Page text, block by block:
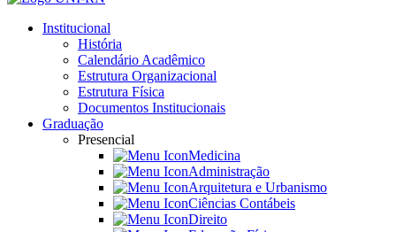
Institucional
História
Calendário Acadêmico
Estrutura Organizacional
Estrutura Física
Documentos Institucionais
Graduação
Presencial
Medicina
Administração
Arquitetura e Urbanismo
Ciências Contábeis
Direito